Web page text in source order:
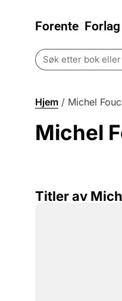
Forente Forlag
Search
for:
Hjem / Michel
Michel
Titler av